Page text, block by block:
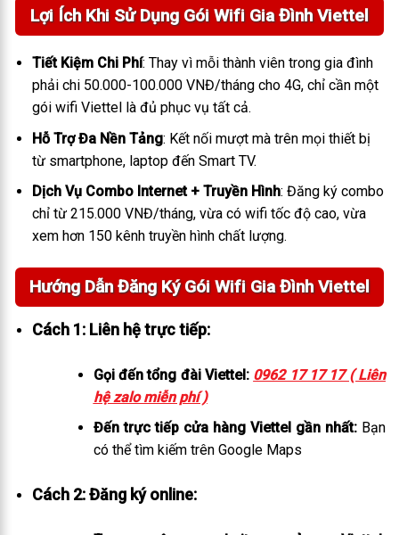
Lợi Ích Khi Sử Dụng Gói Wifi Gia Đình Viettel
Tiết Kiệm Chi Phí: Thay vì mỗi thành viên trong gia đình
phải chi 50.000-100.000 VNĐ/tháng cho 4G, chỉ cần một
gói wifi Viettel là đủ phục vụ tất cả.
Hỗ Trợ Đa Nền Tảng: Kết nối mượt mà trên mọi thiết bị
từ smartphone, laptop đến Smart TV.
Dịch Vụ Combo Internet + Truyền Hình: Đăng ký combo
chỉ từ 215.000 VNĐ/tháng, vừa có wifi tốc độ cao, vừa
xem hơn 150 kênh truyền hình chất lượng.
Hướng Dẫn Đăng Ký Gói Wifi Gia Đình Viettel
Cách 1: Liên hệ trực tiếp:
Gọi đến tổng đài Viettel: 0962 17 17 17 ( Liên
hệ zalo miễn phí )
Đến trực tiếp cửa hàng Viettel gần nhất:Bạn
có thể tìm kiếm trên Google Maps
Cách 2: Đăng ký online: